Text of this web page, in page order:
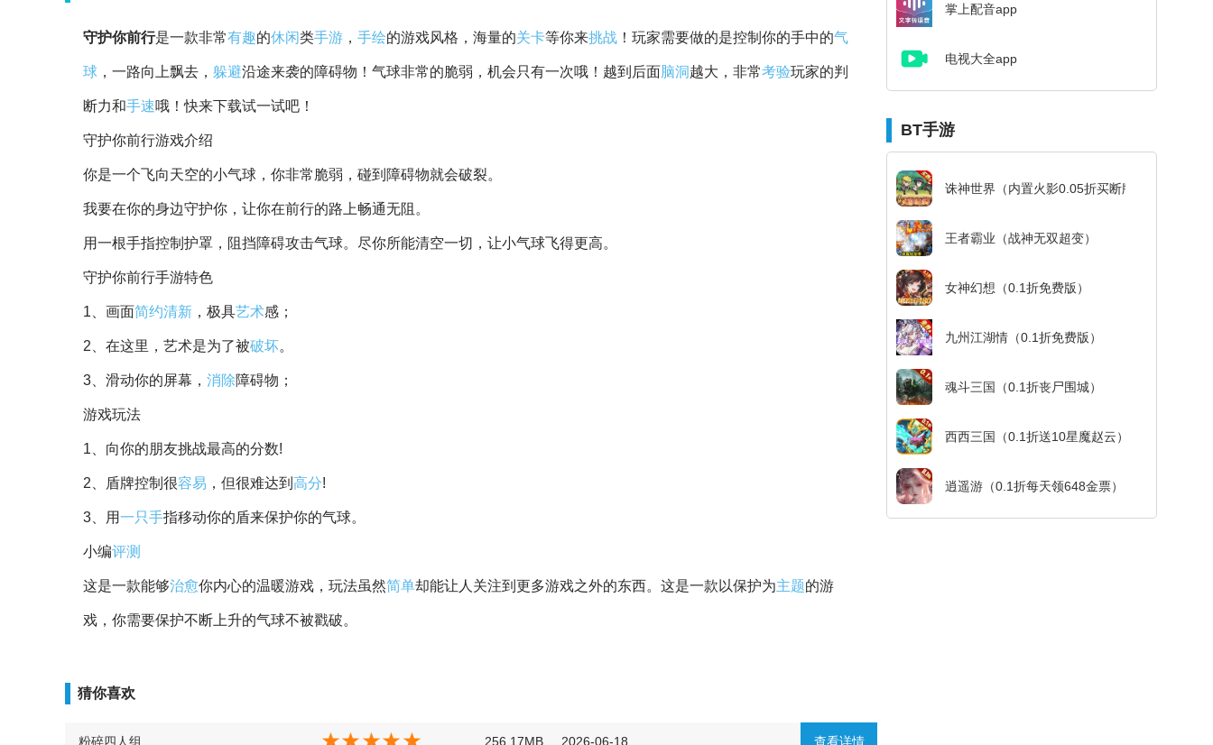
守护你前行是一款非常有趣的休闲类手游 ， 手绘的游戏风格，海量的关卡等你来挑战 ！玩家需要做的是控制你的手中的气
球 ，一路向上飘去， 躲避沿途来袭的障碍物！气球非常的脆弱，机会只有一次哦！越到后面脑洞越大，非常考验玩家的判
断力和手速哦！快来下载试一试吧！
守护你前行游戏介绍
你是一个飞向天空的小气球，你非常脆弱，碰到障碍物就会破裂。
我要在你的身边守护你，让你在前行的路上畅通无阻。
用一根手指控制护罩，阻挡障碍攻击气球。尽你所能清空一切，让小气球飞得更高。
守护你前行手游特色
1、画面简约清新 ，极具艺术感；
2、在这里，艺术是为了被破坏。
3、滑动你的屏幕， 消除障碍物；
游戏玩法
1、向你的朋友挑战最高的分数!
2、盾牌控制很容易 ，但很难达到 高分!
3、用一只手指移动你的盾来保护你的气球。
小编评测
这是一款能够治愈你内心的温暖游戏，玩法虽然简单却能让人关注到更多游戏之外的东西。这是一款以保护为主题的游
戏，你需要保护不断上升的气球不被戳破。
猜你喜欢
查看详情
粉碎四人组 256.17MB 2026-06-18
掌上配音app
电视大全app
BT手游
诛神世界（内置火影0.05折买断版）
王者霸业（战神无双超变）
女神幻想（0.1折免费版）
九州江湖情（0.1折免费版）
魂斗三国（0.1折丧尸围城）
西西三国（0.1折送10星魔赵云）
逍遥游（0.1折每天领648金票）